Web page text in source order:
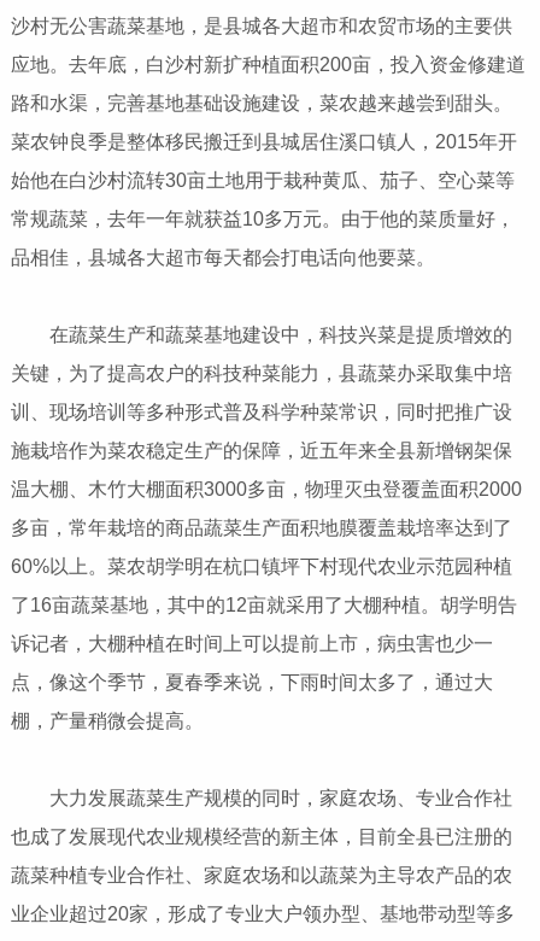
沙村无公害蔬菜基地，是县城各大超市和农贸市场的主要供
应地。去年底，白沙村新扩种植面积200亩，投入资金修建道
路和水渠，完善基地基础设施建设，菜农越来越尝到甜头。
菜农钟良季是整体移民搬迁到县城居住溪口镇人，2015年开
始他在白沙村流转30亩土地用于栽种黄瓜、茄子、空心菜等
常规蔬菜，去年一年就获益10多万元。由于他的菜质量好，
品相佳，县城各大超市每天都会打电话向他要菜。
在蔬菜生产和蔬菜基地建设中，科技兴菜是提质增效的
关键，为了提高农户的科技种菜能力，县蔬菜办采取集中培
训、现场培训等多种形式普及科学种菜常识，同时把推广设
施栽培作为菜农稳定生产的保障，近五年来全县新增钢架保
温大棚、木竹大棚面积3000多亩，物理灭虫登覆盖面积2000
多亩，常年栽培的商品蔬菜生产面积地膜覆盖栽培率达到了
60%以上。菜农胡学明在杭口镇坪下村现代农业示范园种植
了16亩蔬菜基地，其中的12亩就采用了大棚种植。胡学明告
诉记者，大棚种植在时间上可以提前上市，病虫害也少一
点，像这个季节，夏春季来说，下雨时间太多了，通过大
棚，产量稍微会提高。
大力发展蔬菜生产规模的同时，家庭农场、专业合作社
也成了发展现代农业规模经营的新主体，目前全县已注册的
蔬菜种植专业合作社、家庭农场和以蔬菜为主导农产品的农
业企业超过20家，形成了专业大户领办型、基地带动型等多